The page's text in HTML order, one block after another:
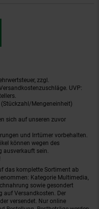
zzgl.
UVP:
Mengeneinheit)
sich auf unseren zuvor
und Irrtümer vorbehalten.
können wegen des
ausverkauft sein.
das komplette Sortiment ab
Kategorie Multimedia,
sowie gesondert
auf Versandkosten. Der
versendet. Nur online